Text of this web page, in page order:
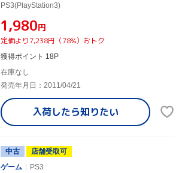
PS3(PlayStation3)
¥1,980円
定価より7,238円（78%）おトク
獲得ポイント 18P
在庫なし
発売年月日：2011/04/21
入荷したら知りたい
中古
店舗受取可
ゲーム
PS3